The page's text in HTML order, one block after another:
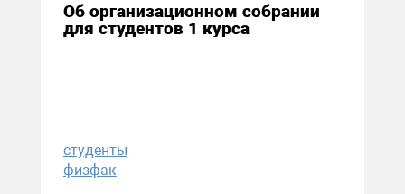
Об организационном собрании
для студентов 1 курса
студенты
физфак